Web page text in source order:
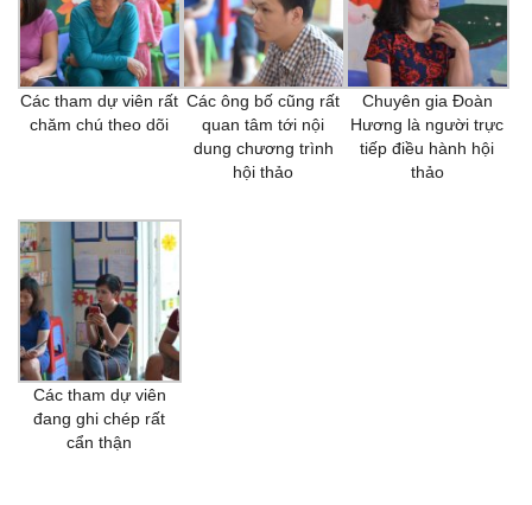
Các tham dự viên rất
chăm chú theo dõi
Các ông bố cũng rất
quan tâm tới nội
dung chương trình
hội thảo
Chuyên gia Đoàn
Hương là người trực
tiếp điều hành hội
thảo
Các tham dự viên
đang ghi chép rất
cẩn thận